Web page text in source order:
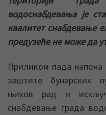
водоснабдевања је
квалитет снабдевање
предузеће не може да
Приликом пада напона
заштите бунарских
њихов рад и
снабдевање града